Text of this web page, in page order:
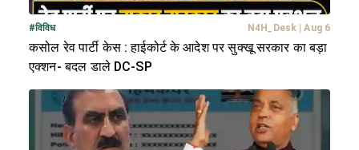
#विविध N4H_Desk | Aug 6
कसोल रेव पार्टी केस : हाईकोर्ट के आदेश पर सुक्खू सरकार का बड़ा
एक्शन- बदल डाले DC-SP